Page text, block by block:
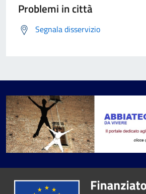
Problemi in città
Segnala disservizio